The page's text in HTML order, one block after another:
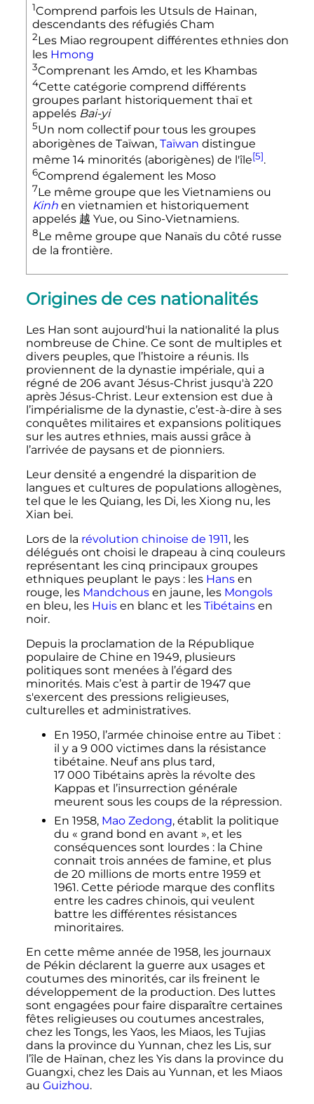
1Comprend parfois les Utsuls de Hainan,
descendants des réfugiés Cham
2Les Miao regroupent différentes ethnies dont
les Hmong
3Comprenant les Amdo, et les Khambas
4Cette catégorie comprend différents
groupes parlant historiquement thaï et
appelés Bai-yi
5Un nom collectif pour tous les groupes
aborigènes de Taïwan, Taïwan distingue
même 14 minorités (aborigènes) de l'île[5].
6Comprend également les Moso
7Le même groupe que les Vietnamiens ou
Kinhen vietnamien et historiquement
appelés 越 Yue, ou Sino-Vietnamiens.
8Le même groupe que Nanaïs du côté russe
de la frontière.
Origines de ces nationalités
Les Han sont aujourd'hui la nationalité la plus
nombreuse de Chine. Ce sont de multiples et
divers peuples, que l’histoire a réunis. Ils
proviennent de la dynastie impériale, qui a
régné de 206 avant Jésus-Christ jusqu'à 220
après Jésus-Christ. Leur extension est due à
l’impérialisme de la dynastie, c’est-à-dire à ses
conquêtes militaires et expansions politiques
sur les autres ethnies, mais aussi grâce à
l’arrivée de paysans et de pionniers.
Leur densité a engendré la disparition de
langues et cultures de populations allogènes,
tel que le les Quiang, les Di, les Xiong nu, les
Xian bei.
Lors de la révolution chinoise de 1911, les
délégués ont choisi le drapeau à cinq couleurs
représentant les cinq principaux groupes
ethniques peuplant le pays : les Hansen
rouge, les Mandchousen jaune, les Mongols
en bleu, les Huisen blanc et les Tibétainsen
noir.
Depuis la proclamation de la République
populaire de Chine en 1949, plusieurs
politiques sont menées à l’égard des
minorités. Mais c’est à partir de 1947 que
s'exercent des pressions religieuses,
culturelles et administratives.
En 1950, l’armée chinoise entre au Tibet :
il y a 9 000 victimesdans la résistance
tibétaine. Neuf ans plus tard,
17 000 Tibétainsaprès la révolte des
Kappas et l’insurrection générale
meurent sous les coups de la répression.
En 1958, Mao Zedong, établit la politique
du « grand bond en avant », et les
conséquences sont lourdes : la Chine
connait trois années de famine, et plus
de 20 millionsde morts entre 1959 et
1961. Cette période marque des conflits
entre les cadres chinois, qui veulent
battre les différentes résistances
minoritaires.
En cette même année de 1958, les journaux
de Pékin déclarent la guerre aux usages et
coutumes des minorités, car ils freinent le
développement de la production. Des luttes
sont engagées pour faire disparaître certaines
fêtes religieuses ou coutumes ancestrales,
chez les Tongs, les Yaos, les Miaos, les Tujias
dans la province du Yunnan, chez les Lis, sur
l’île de Haïnan, chez les Yis dans la province du
Guangxi, chez les Dais au Yunnan, et les Miaos
au Guizhou.